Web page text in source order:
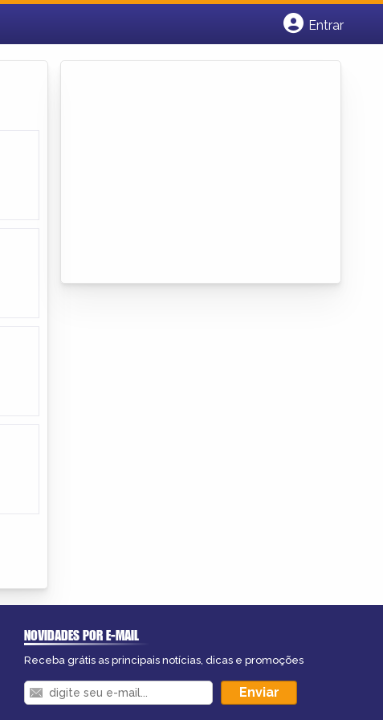
Entrar
NOVIDADES POR E-MAIL
Receba grátis as principais notícias, dicas e promoções